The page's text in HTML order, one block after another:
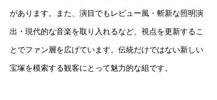
があります。また、演目でもレビュー風・斬新な照明演
出・現代的な音楽を取り入れるなど、視点を更新するこ
とでファン層を広げています。伝統だけではない新しい
宝塚を模索する観客にとって魅力的な組です。